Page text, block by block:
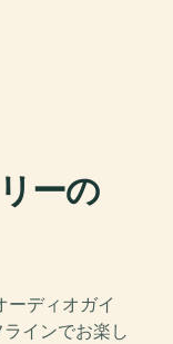
ーの
ーディオガイ
インでお楽し